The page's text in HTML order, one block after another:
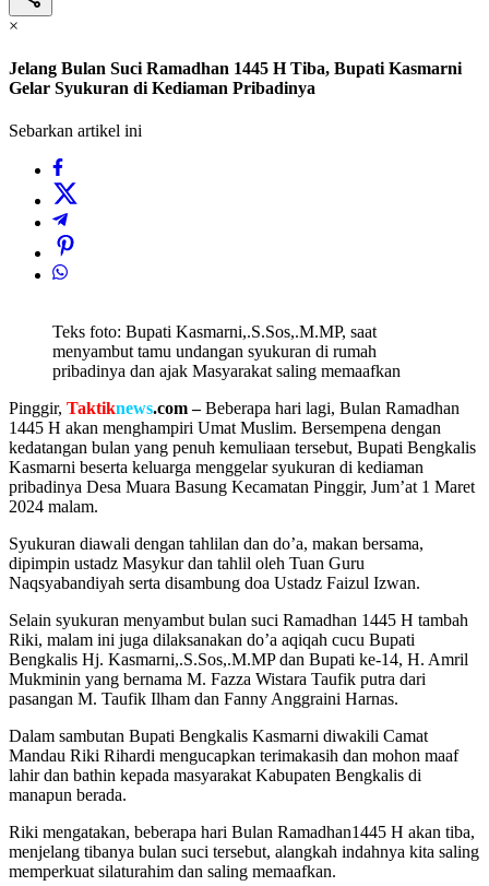
×
Jelang Bulan Suci Ramadhan 1445 H Tiba, Bupati Kasmarni
Gelar Syukuran di Kediaman Pribadinya
Sebarkan artikel ini
Teks foto: Bupati Kasmarni,.S.Sos,.M.MP, saat
menyambut tamu undangan syukuran di rumah
pribadinya dan ajak Masyarakat saling memaafkan
Pinggir, Taktiknews.com–Beberapa hari lagi, Bulan Ramadhan
1445 H akan menghampiri Umat Muslim. Bersempena dengan
kedatangan bulan yang penuh kemuliaan tersebut, Bupati Bengkalis
Kasmarni beserta keluarga menggelar syukuran di kediaman
pribadinya Desa Muara Basung Kecamatan Pinggir, Jum’at 1 Maret
2024 malam.
Syukuran diawali dengan tahlilan dan do’a, makan bersama,
dipimpin ustadz Masykur dan tahlil oleh Tuan Guru
Naqsyabandiyah serta disambung doa Ustadz Faizul Izwan.
Selain syukuran menyambut bulan suci Ramadhan 1445 H tambah
Riki, malam ini juga dilaksanakan do’a aqiqah cucu Bupati
Bengkalis Hj. Kasmarni,.S.Sos,.M.MP dan Bupati ke-14, H. Amril
Mukminin yang bernama M. Fazza Wistara Taufik putra dari
pasangan M. Taufik Ilham dan Fanny Anggraini Harnas.
Dalam sambutan Bupati Bengkalis Kasmarni diwakili Camat
Mandau Riki Rihardi mengucapkan terimakasih dan mohon maaf
lahir dan bathin kepada masyarakat Kabupaten Bengkalis di
manapun berada.
Riki mengatakan, beberapa hari Bulan Ramadhan1445 H akan tiba,
menjelang tibanya bulan suci tersebut, alangkah indahnya kita saling
memperkuat silaturahim dan saling memaafkan.